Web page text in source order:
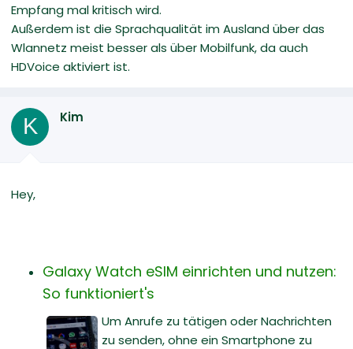
Empfang mal kritisch wird.
Außerdem ist die Sprachqualität im Ausland über das
Wlannetz meist besser als über Mobilfunk, da auch
HDVoice aktiviert ist.
K Kim
Hey,
Galaxy Watch eSIM einrichten und nutzen:
So funktioniert's
Um Anrufe zu tätigen oder Nachrichten
zu senden, ohne ein Smartphone zu